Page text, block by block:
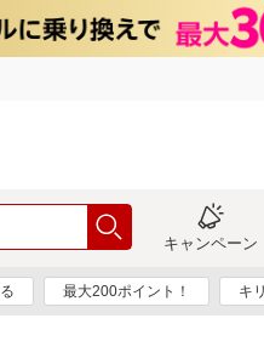
キャンペーン
最大200ポイント！ キ